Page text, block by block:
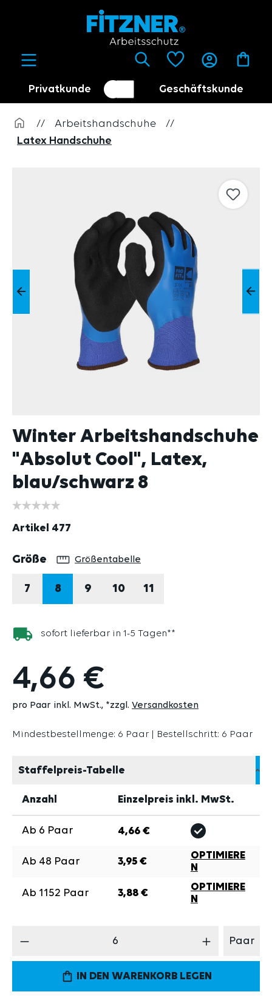
Privatkunde
Kundenumschalter
Geschäftskunde
Händler
// Arbeitshandschuhe
//
Latex Handschuhe
Winter Arbeitshandschuhe
"Absolut Cool", Latex,
blau/schwarz 8
Artikel 477
Größe auswählen
Größentabelle
7 8 9 10 11
sofort lieferbar in 1-5 Tagen**
4,66 €
pro Paar inkl. MwSt. *zzgl. Versandkosten
Mindestbestellmenge: 6 Paar | Bestellschritt: 6 Paar
Staffelpreis-Tabelle
Anzahl Einzelpreis inkl. MwSt.
Ab 6 Paar 4,66 €
Ab 48 Paar 3,95 €
OPTIMIERE
N
Ab 1152 Paar 3,88 €
OPTIMIERE
N
Produkt Anzahl: Gib den gewünschten
Paar
IN DEN WARENKORB LEGEN